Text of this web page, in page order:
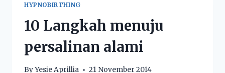
HYPNOBIRTHING
10 Langkah menuju
persalinan alami
ByYesie Aprillia 21 November 2014